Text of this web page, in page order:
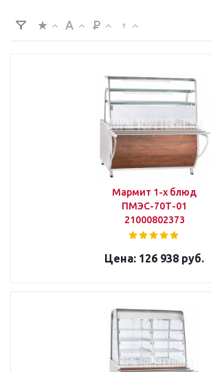
Мармит 1-х блюд
ПМЭС-70Т-01
21000802373
126 938 руб.